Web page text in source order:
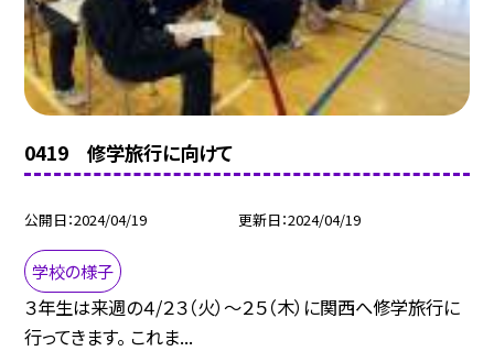
0419 修学旅行に向けて
公開日 2024/04/19 更新日 2024/04/19
学校の様子
３年生は来週の４/２３（火）〜２５（木）に関西へ修学旅行に
行ってきます。 これま...